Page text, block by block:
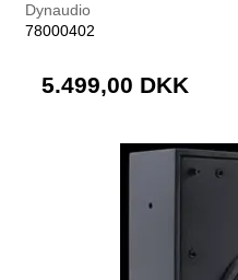
Dynaudio
78000402
5.499,00 DKK